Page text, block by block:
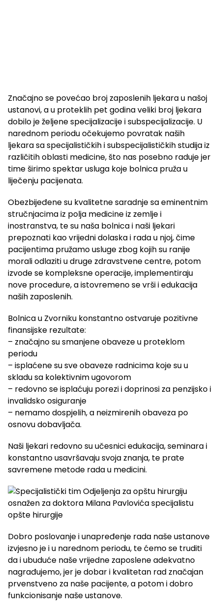
Značajno se povećao broj zaposlenih ljekara u našoj
ustanovi, a u proteklih pet godina veliki broj ljekara
dobilo je željene specijalizacije i subspecijalizacije. U
narednom periodu očekujemo povratak naših
ljekara sa specijalističkih i subspecijalističkih studija iz
različitih oblasti medicine, što nas posebno raduje jer
time širimo spektar usluga koje bolnica pruža u
liječenju pacijenata.
Obezbijeđene su kvalitetne saradnje sa eminentnim
stručnjacima iz polja medicine iz zemlje i
inostranstva, te su naša bolnica i naši ljekari
prepoznati kao vrijedni dolaska i rada u njoj, čime
pacijentima pružamo usluge zbog kojih su ranije
morali odlaziti u druge zdravstvene centre, potom
izvode se kompleksne operacije, implementiraju
nove procedure, a istovremeno se vrši i edukacija
naših zaposlenih.
Bolnica u Zvorniku konstantno ostvaruje pozitivne
finansijske rezultate:
– značajno su smanjene obaveze u proteklom
periodu
– isplaćene su sve obaveze radnicima koje su u
skladu sa kolektivnim ugovorom
– redovno se isplaćuju porezi i doprinosi za penzijsko i
invalidsko osiguranje
– nemamo dospjelih, a neizmirenih obaveza po
osnovu dobavljača.
Naši ljekari redovno su učesnici edukacija, seminara i
konstantno usavršavaju svoja znanja, te prate
savremene metode rada u medicini.
Dobro poslovanje i unapređenje rada naše ustanove
izvjesno je i u narednom periodu, te ćemo se truditi
da i ubuduće naše vrijedne zaposlene adekvatno
nagrađujemo, jer je dobar i kvalitetan rad značajan
prvenstveno za naše pacijente, a potom i dobro
funkcionisanje naše ustanove.